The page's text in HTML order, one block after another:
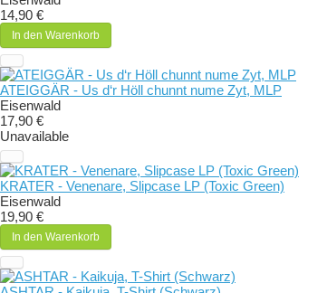
14,90 €
In den Warenkorb
ATEIGGÄR - Us d‘r Höll chunnt nume Zyt, MLP
Eisenwald
17,90 €
Unavailable
KRATER - Venenare, Slipcase LP (Toxic Green)
Eisenwald
19,90 €
In den Warenkorb